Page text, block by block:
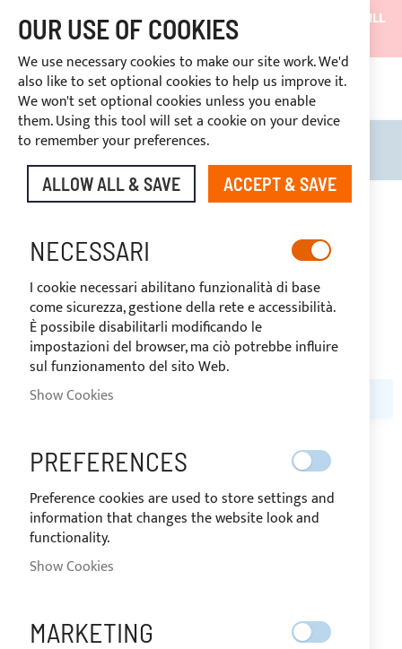
SHIPMENTS WILL BE SUSPENDED FROM 05/08/26 AND WILL
RESUME ON 27/08/26
DISCOUNTS RESERVED FOR SECTOR OPERATORS
RIGHT OF WITHDRAWAL within 14 days
SUNBEAM
WE CAN'T FIND PRODUCTS MATCHING THE SELECTION.
MY WISH LIST
You have no items in your wish list.
OUR USE OF COOKIES
We use necessary cookies to make our site work. We'd
also like to set optional cookies to help us improve it.
We won't set optional cookies unless you enable
them. Using this tool will set a cookie on your device
to remember your preferences.
ALLOW ALL & SAVE ACCEPT & SAVE
NECESSARI
I cookie necessari abilitano funzionalità di base
come sicurezza, gestione della rete e accessibilità.
È possibile disabilitarli modificando le
impostazioni del browser, ma ciò potrebbe influire
sul funzionamento del sito Web.
Show Cookies
PREFERENCES
Preference cookies are used to store settings and
information that changes the website look and
functionality.
Show Cookies
MARKETING